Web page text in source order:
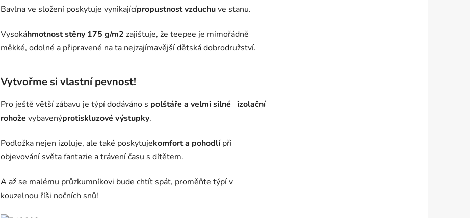
Bavlna ve složení poskytuje vynikajícípropustnost vzduchuve stanu.
Vysokáhmotnost stěny 175 g/m2 zajišťuje, že teepee je mimořádně
měkké, odolné a připravené na ta nejzajímavější dětská dobrodružství.
Vytvořme si vlastní pevnost!
Pro ještě větší zábavu je týpí dodáváno s polštáře a velmi silné izolační
rohože vybavenýprotiskluzové výstupky.
Podložka nejen izoluje, ale také poskytujekomfort a pohodlípři
objevování světa fantazie a trávení času s dítětem.
A až se malému průzkumníkovi bude chtít spát, proměňte týpí v
kouzelnou říši nočních snů!